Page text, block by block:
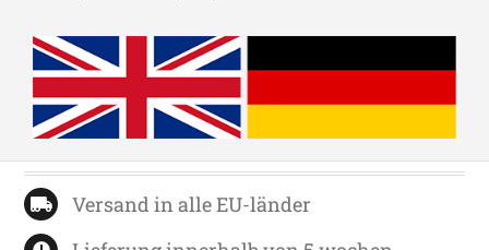
Versand in alle EU-länder